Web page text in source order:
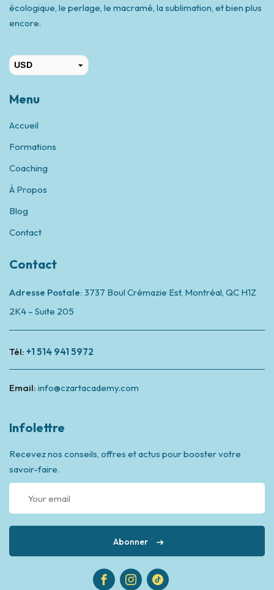
écologique, le perlage, le macramé, la sublimation, et bien plus
encore.
USD
Menu
Accueil
Formations
Coaching
À Propos
Blog
Contact
Contact
Adresse Postale: 3737 Boul Crémazie Est, Montréal, QC H1Z
2K4 – Suite 205
Tél: +1 514 941 5972
Email: info@czartacademy.com
Infolettre
Recevez nos conseils, offres et actus pour booster votre
savoir-faire.
Abonner